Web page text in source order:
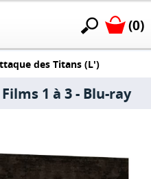
(0)
des Titans (L')
1 à 3 - Blu-ray